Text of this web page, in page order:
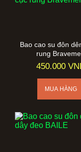
Bao cao su đôn
rung
450.000